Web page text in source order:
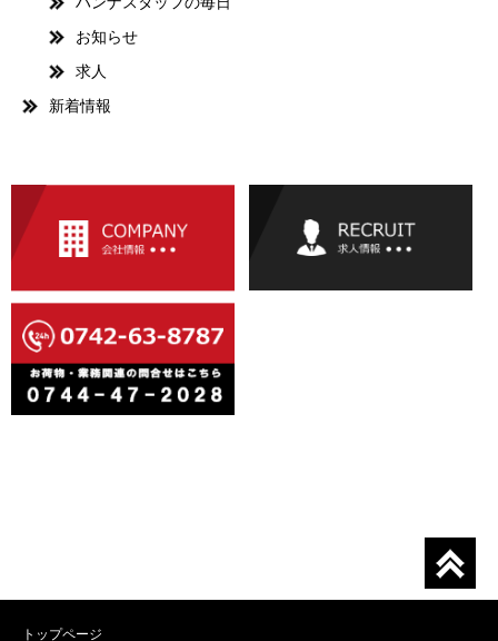
お知らせ
求人
新着情報
トップページ